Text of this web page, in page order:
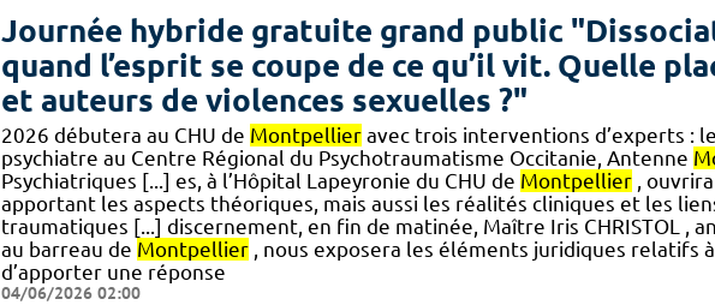
Journée hybride gratuite grand public
quand l’esprit se coupe de ce qu’il vit. Quelle
et auteurs de violences sexuelles ?"
2026 débutera au CHU de Montpellieravec trois interventions d’experts :
psychiatre au Centre Régional du Psychotraumatisme Occitanie, Antenne
Psychiatriques [...] es, à l’Hôpital Lapeyronie du CHU de Montpellier,
apportant les aspects théoriques, mais aussi les réalités cliniques et les
traumatiques [...] discernement, en fin de matinée, Maître Iris CHRISTOL ,
au barreau de Montpellier, nous exposera les éléments juridiques relatifs
d’apporter une réponse
04/06/2026 02:00